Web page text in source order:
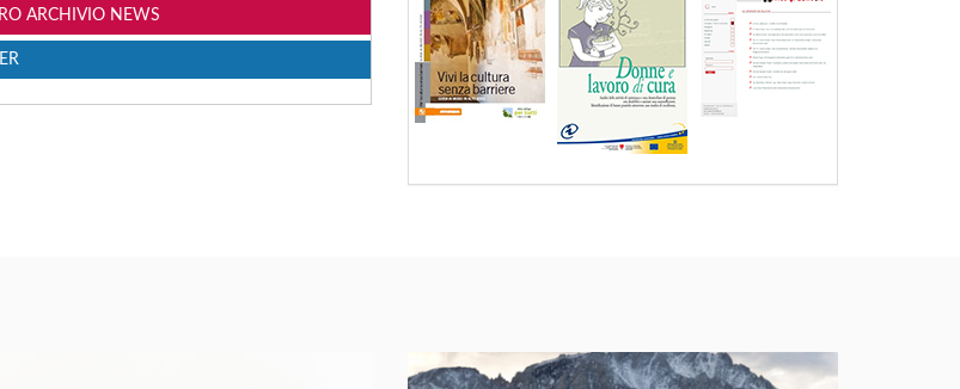
ARCHIVIO NEWS